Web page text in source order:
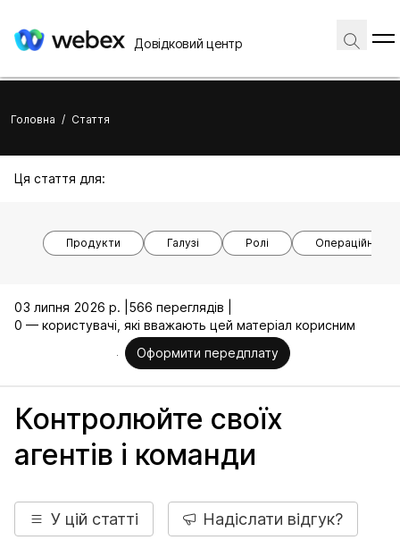
Довідковий центр
Головна / Стаття
Ця стаття для:
Продукти Галузі Ролі Операційні
03 липня 2026 р. | 566 переглядів |
0 — користувачі, які вважають цей матеріал корисним
Оформити передплату
Контролюйте своїх
агентів і команди
У цій статті Надіслати відгук?